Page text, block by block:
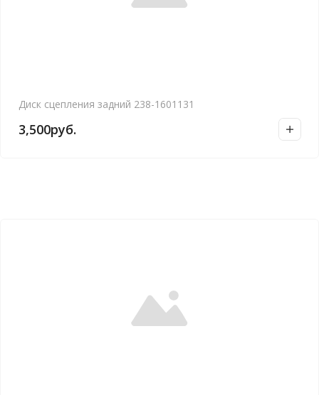
Диск сцепления задний 238-1601131
3,500руб.